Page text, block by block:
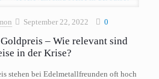
September 22, 2022 0
– Wie relevant sind
in der Krise?
stehen bei Edelmetallfreunden oft hoch